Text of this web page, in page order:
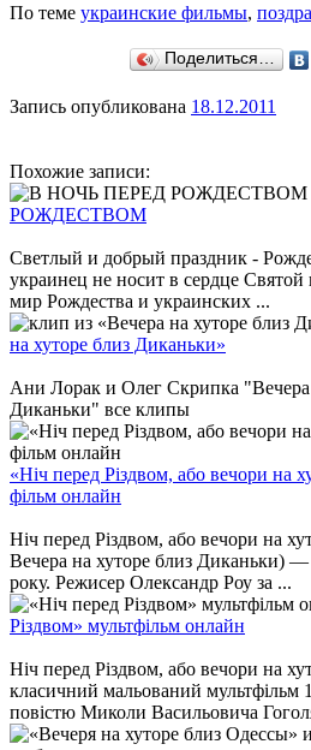
По теме украинские фильмы,
Поделиться…
Запись опубликована 18.12.2011
Похожие записи:
РОЖДЕСТВОМ
Светлый и добрый праздник -
украинец не носит в сердце Святой
мир Рождества и украинских ...
на хуторе близ Диканьки»
Ани Лорак и Олег Скрипка "Вечера
Диканьки" все клипы
«Ніч перед Різдвом, або вечори на
фільм онлайн
Ніч перед Різдвом, або вечори на
Вечера на хуторе близ Диканьки)
року. Режисер Олександр Роу за ...
Різдвом» мультфільм онлайн
Ніч перед Різдвом, або вечори на
класичний мальований мультфільм
повістю Миколи Васильовича